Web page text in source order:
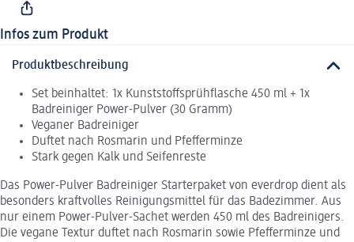
Infos zum Produkt
Produktbeschreibung
Set beinhaltet: 1x Kunststoffsprühflasche 450 ml + 1x
Badreiniger Power-Pulver (30 Gramm)
Veganer Badreiniger
Duftet nach Rosmarin und Pfefferminze
Stark gegen Kalk und Seifenreste
Das Power-Pulver Badreiniger Starterpaket von everdrop dient als
besonders kraftvolles Reinigungsmittel für das Badezimmer. Aus
nur einem Power-Pulver-Sachet werden 450 ml des Badreinigers.
Die vegane Textur duftet nach Rosmarin sowie Pfefferminze und